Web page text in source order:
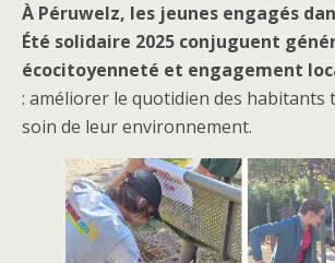
À Péruwelz, les jeunes engagés
Été solidaire 2025 conjuguent
écocitoyenneté et engagement
: améliorer le quotidien des
soin de leur environnement.